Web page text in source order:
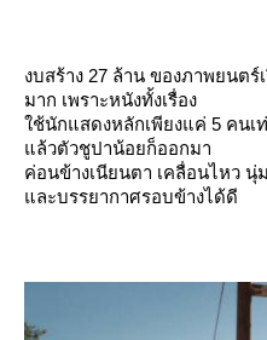
งบสร้าง 27 ล้าน ของภาพยนต
มาก เพราะหนังทั้งเรื่อง
ช้นักแสดงหลักเพียงแค่ 5 คนเ
ล้วตัวชูปาน้อยก็ออกมา
ค่อนข้างเนียนตา เคลื่อนไหว
ละบรรยากาศรอบข้างได้ดี